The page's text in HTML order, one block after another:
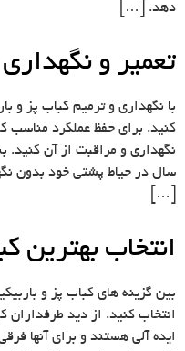
دهد. […]
تعمیر و نگهداری
با نگهداری و ترمیم کباب پز و
کنید. برای حفظ عملکرد مناسب
نگهداری و مراقبت از آن کنید.
سال در حیاط پشتی خود بدون
[…]
انتخاب بهترین
بین گزینه های کباب پز و
انتخاب کنید. از دید طرفداران
ایده آلی هستند و برای آنها